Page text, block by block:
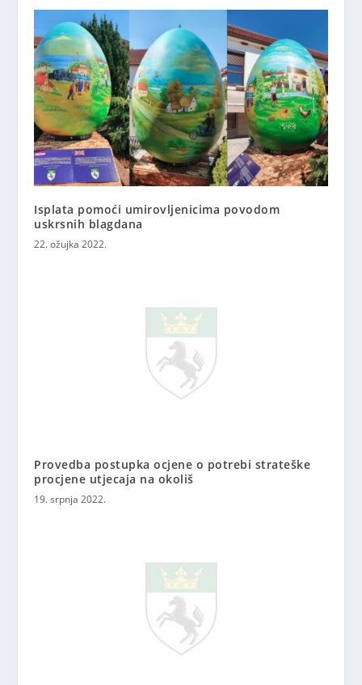
Isplata pomoći umirovljenicima povodom
uskrsnih blagdana
22. ožujka 2022.
Provedba postupka ocjene o potrebi strateške
procjene utjecaja na okoliš
19. srpnja 2022.